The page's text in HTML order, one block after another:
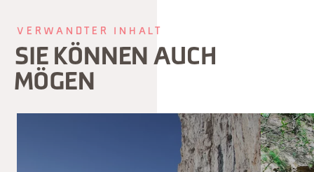
VERWANDTER INHALT
SIE KÖNNEN AUCH
MÖGEN